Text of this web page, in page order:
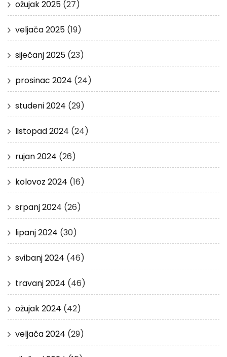
ožujak 2025 (27)
veljača 2025 (19)
siječanj 2025 (23)
prosinac 2024 (24)
studeni 2024 (29)
listopad 2024 (24)
rujan 2024 (26)
kolovoz 2024 (16)
srpanj 2024 (26)
lipanj 2024 (30)
svibanj 2024 (46)
travanj 2024 (46)
ožujak 2024 (42)
veljača 2024 (29)